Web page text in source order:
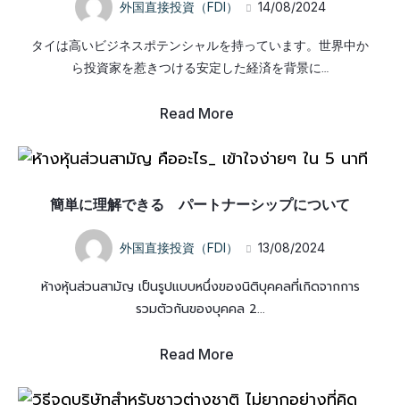
外国直接投資（FDI） 14/08/2024
タイは高いビジネスポテンシャルを持っています。世界中か
ら投資家を惹きつける安定した経済を背景に…
Read More
簡単に理解できる パートナーシップについて
外国直接投資（FDI） 13/08/2024
ห้างหุ้นส่วนสามัญ เป็นรูปแบบหนึ่งของนิติบุคคลที่เกิดจากการ
รวมตัวกันของบุคคล 2...
Read More